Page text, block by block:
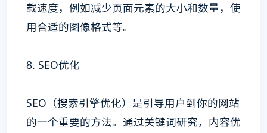
载速度，例如减少页面元素的大小和数量，使
用合适的图像格式等。
8. SEO优化
SEO（搜索引擎优化）是引导用户到你的网站
的一个重要的方法。通过关键词研究，内容优